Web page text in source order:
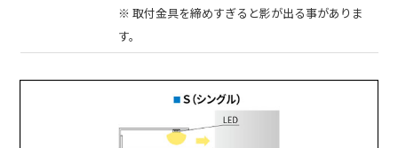
※ 取付金具を締めすぎると影が出る事がありま
す。